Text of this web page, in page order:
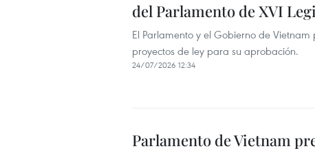
del Parlamento de XVI
El Parlamento y el Gobierno de
proyectos de ley para su aprobación.
24/07/2026 12:34
Parlamento de Vietnam